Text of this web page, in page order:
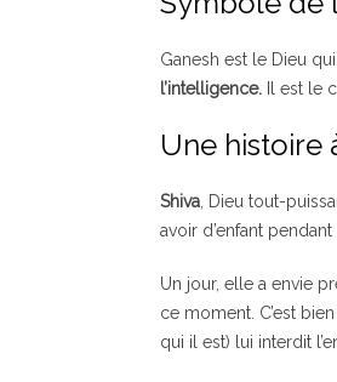
Ganesh est le Dieu
l’intelligence. Il est le
Une histoire
Shiva , Dieu tout-
avoir d’enfant
Un jour, elle a envie
ce moment. C’est
qui il est) lui interdit